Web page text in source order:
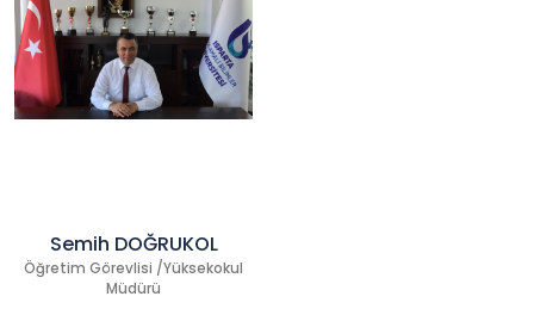
Semih DOĞRUKOL
Öğretim Görevlisi /Yüksekokul
Müdürü